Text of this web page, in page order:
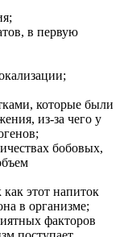
в первую
которые были
из-за чего у
бобовых,
как этот напиток
в организме;
факторов